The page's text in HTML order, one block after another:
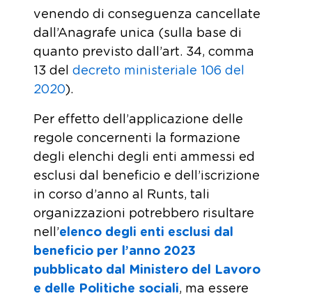
venendo di conseguenza cancellate
dall’Anagrafe unica (sulla base di
quanto previsto dall’art. 34, comma
13 del decreto ministeriale 106 del
2020).
Per effetto dell’applicazione delle
regole concernenti la formazione
degli elenchi degli enti ammessi ed
esclusi dal beneficio e dell’iscrizione
in corso d’anno al Runts, tali
organizzazioni potrebbero risultare
nell’elenco degli enti esclusi dal
beneficio per l’anno 2023
pubblicato dal Ministero del Lavoro
e delle Politiche sociali, ma essere